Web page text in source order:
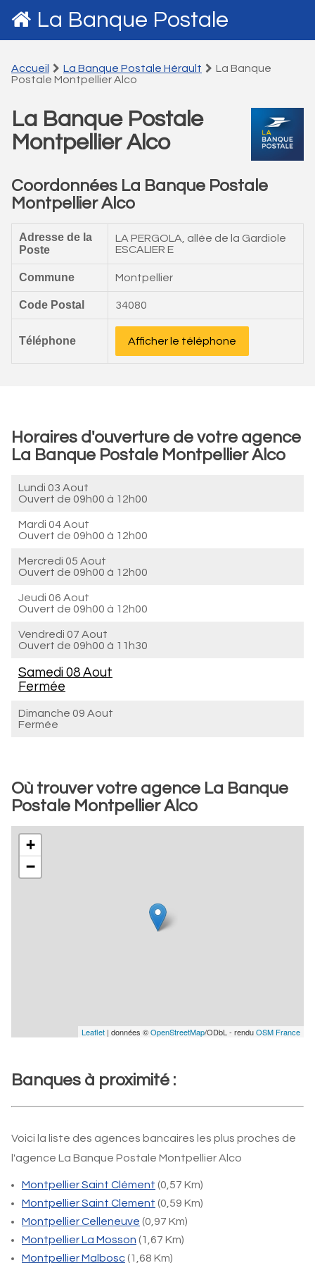
La Banque Postale
Accueil La Banque Postale Hérault
La Banque
Postale Montpellier Alco
La Banque Postale
Montpellier Alco
Coordonnées La Banque Postale
Montpellier Alco
Adresse de la
Poste
LA PERGOLA, allée de la Gardiole
ESCALIER E
Commune Montpellier
Code Postal 34080
Téléphone Afficher le téléphone
Horaires d'ouverture de votre agence
La Banque Postale Montpellier Alco
Lundi 03 Aout
Ouvert de 09h00 à 12h00
Mardi 04 Aout
Ouvert de 09h00 à 12h00
Mercredi 05 Aout
Ouvert de 09h00 à 12h00
Jeudi 06 Aout
Ouvert de 09h00 à 12h00
Vendredi 07 Aout
Ouvert de 09h00 à 11h30
Samedi 08 Aout
Fermée
Dimanche 09 Aout
Fermée
Où trouver votre agence La Banque
Postale Montpellier Alco
+
−
Leaflet | données ©OpenStreetMap/ODbL - renduOSM France
Banques à proximité :
Voici la liste des agences bancaires les plus proches de
l'agence La Banque Postale Montpellier Alco
Montpellier Saint Clément (0,57 Km)
Montpellier Saint Clement (0,59 Km)
Montpellier Celleneuve (0,97 Km)
Montpellier La Mosson (1,67 Km)
Montpellier Malbosc(1,68 Km)